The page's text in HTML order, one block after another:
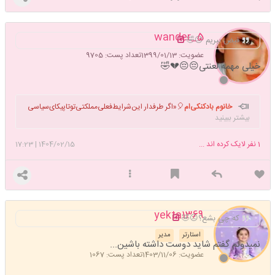
5_wander
عضویت: 1399/01/13 تعداد پست: 9705
فیض ببریم 😐🤣
خیلی مهمه لعنتی😔😔💔🤣
خانوم بادکنکی‌ام🎈«اگر طرفدار این‌شرایط‌فعلی‌مملکتی‌تو‌تاپیکای‌سیاسی
رو من ‌ریپ نزن حوصلت‌ندارم‌کاربریمم ‌دوست دارم»
بیشتر ببینید
1404/02/15
|
17:23 1نفر لایک کرده اند ...
yekta1369
مدیر استارتر
عضویت: 1403/11/06 تعداد پست: 1067
که چی بشع؟😐🤣
نمیدونم گفتم شاید دوست داشته باشین...